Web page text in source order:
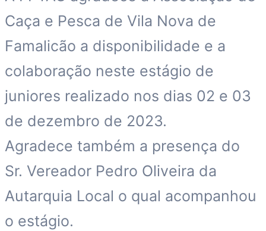
Caça e Pesca de Vila Nova de
Famalicão a disponibilidade e a
colaboração neste estágio de
juniores realizado nos dias 02 e 03
de dezembro de 2023.
Agradece também a presença do
Sr. Vereador Pedro Oliveira da
Autarquia Local o qual acompanhou
o estágio.